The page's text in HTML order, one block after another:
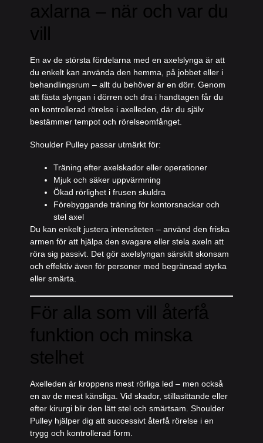
axlarna – när och var du
vill
En av de största fördelarna med en axelslynga är att
du enkelt kan använda den hemma, på jobbet eller i
behandlingsrum – allt du behöver är en dörr. Genom
att fästa slyngan i dörren och dra i handtagen får du
en kontrollerad rörelse i axelleden, där du själv
bestämmer tempot och rörelseomfånget.
Shoulder Pulley passar utmärkt för:
Träning efter axelskador eller operationer
Mjuk och säker uppvärmning
Ökad rörlighet i frusen skuldra
Förebyggande träning för kontorsnackar och
stel axel
Du kan enkelt justera intensiteten – använd den friska
armen för att hjälpa den svagare eller stela axeln att
röra sig passivt. Det gör axelslyngan särskilt skonsam
och effektiv även för personer med begränsad styrka
eller smärta.
För alla som vill återfå
funktion och minska
stelhet
Axelleden är kroppens mest rörliga led – men också
en av de mest känsliga. Vid skador, stillasittande eller
efter kirurgi blir den lätt stel och smärtsam. Shoulder
Pulley hjälper dig att successivt återfå rörelse i en
trygg och kontrollerad form.